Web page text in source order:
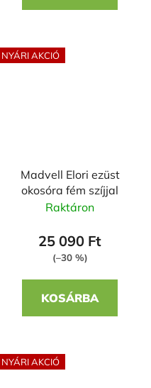
NYÁRI AKCIÓ
Madvell Elori ezüst
okosóra fém szíjjal
Raktáron
25 090 Ft
(–30 %)
KOSÁRBA
NYÁRI AKCIÓ